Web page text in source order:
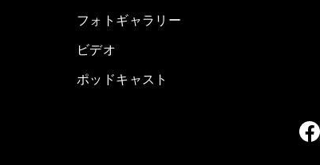
フォトギャラリー
ビデオ
ポッドキャスト